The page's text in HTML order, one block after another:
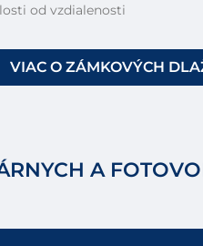
od vzdialenosti
VIAC O ZÁMKOVÝCH
A